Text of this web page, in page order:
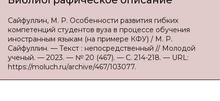
Сайфуллин, М. Р. Особенности развития гибких
компетенций студентов вуза в процессе обучения
иностранным языкам (на примере КФУ) / М. Р.
Сайфуллин. — Текст : непосредственный // Молодой
ученый. — 2023. — № 20 (467). — С. 214-218. — URL:
https://moluch.ru/archive/467/103077.